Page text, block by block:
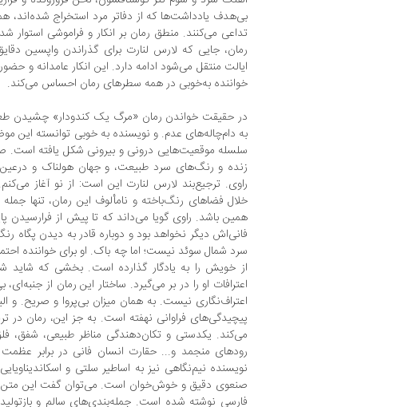
بی‌هدف یادداشت‌ها که از دفاتر مرد استخراج شده‌اند،
تداعی می‌کنند. منطق رمان بر انکار و فراموشی استوار
رمان، جایی که لارس لنارت برای گذراندن واپسین
ایالت منتقل می‌شود ادامه دارد. این انکار عامدانه و
خواننده به‌خوبی در همه سطرهای رمان احساس می‌کند.
در حقیقت خواندن رمان «مرگ یک کندودار» چشیدن
به دام‌چاله‌های عدم. و نویسنده به خوبی توانسته این
سلسله موقعیت‌هایی درونی و بیرونی شکل یافته
زنده و رنگ‌های سرد طبیعت، و جهان هولناک و
راوی. ترجیع‌بند لارس لنارت این است: از نو آغاز
خلال فضاهای رنگ‌باخته و نامألوف این رمان، تنها جمله
همین باشد. راوی گویا می‌داند که تا پیش از فرا‌‌رسیدن
فانی‌اش دیگر نخواهد بود و دوباره قادر به دیدن
سرد شمال سوئد نیست؛ اما چه باک. او برای خواننده
از خویش را به یادگار گذارده است. بخشی که شاید
اعترافات او را در بر می‌گیرد. ساختار این رمان از
اعتراف‌نگاری نیست. به همان میزان بی‌پروا و صریح. و
پیچیدگی‌های فراوانی نهفته است. به جز این، رمان در
می‌کند. یکدستی و تکان‌دهندگی مناظر طبیعی، شفق،
رودهای منجمد و... حقارت انسان فانی در برابر
نویسنده نیم‌نگاهی نیز به اساطیر سلتی و
صنعوی دقیق و خوش‌خوان است. می‌توان گفت این متن
فارسی نوشته شده است. جمله‌بندی‌های سالم و بازتولید